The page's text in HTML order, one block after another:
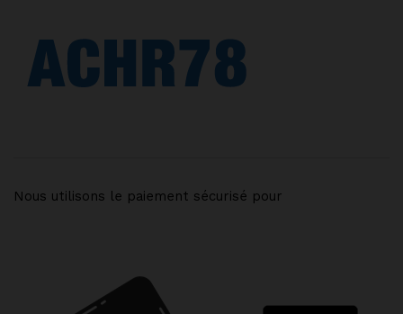
Nous utilisons le paiement sécurisé pour